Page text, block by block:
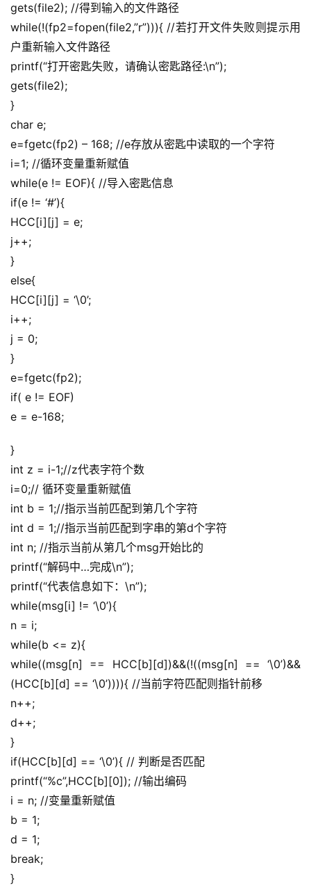
I
实
干
群
运
营
记
教
程
软
件
应
gets(file2); //得到输入的文件路径
while(!(fp2=fopen(file2,”r”))){ //若打开文件失败则提示用
户重新输入文件路径
printf(“打开密匙失败，请确认密匙路径:\n”);
gets(file2);
}
char e;
e=fgetc(fp2) – 168; //e存放从密匙中读取的一个字符
i=1; //循环变量重新赋值
while(e != EOF){ //导入密匙信息
if(e != ‘#’){
HCC[i][j] = e;
j++;
}
else{
HCC[i][j] = ‘\0’;
i++;
j = 0;
}
e=fgetc(fp2);
if( e != EOF)
e = e-168;
}
int z = i-1;//z代表字符个数
i=0;// 循环变量重新赋值
int b = 1;//指示当前匹配到第几个字符
int d = 1;//指示当前匹配到字串的第d个字符
int n; //指示当前从第几个msg开始比的
printf(“解码中…完成\n”);
printf(“代表信息如下：\n”);
while(msg[i] != ‘\0’){
n = i;
while(b <= z){
while((msg[n] == HCC[b][d])&&(!((msg[n] == ‘\0’)&&
(HCC[b][d] == ‘\0’)))){ //当前字符匹配则指针前移
n++;
d++;
}
if(HCC[b][d] == ‘\0’){ // 判断是否匹配
printf(“%c”,HCC[b][0]); //输出编码
i = n; //变量重新赋值
b = 1;
d = 1;
break;
}